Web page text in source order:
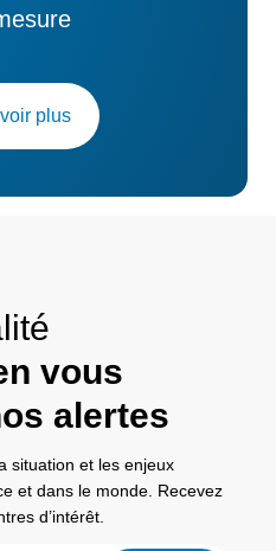
plus
vous
alertes
situation et les enjeux
et dans le monde. Recevez
d’intérêt.